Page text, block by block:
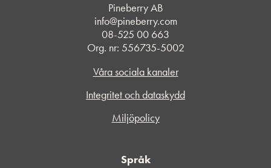
Pineberry AB
info@pineberry.com
08-525 00 663
Org. nr: 556735-5002
Våra sociala kanaler
Integritet och dataskydd
Miljöpolicy
Språk